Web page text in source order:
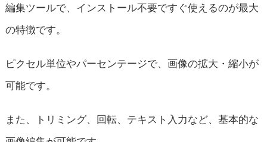
編集ツールで、インストール不要ですぐ使えるのが最大
の特徴です。
ピクセル単位やパーセンテージで、画像の拡大・縮小が
可能です。
また、トリミング、回転、テキスト入力など、基本的な